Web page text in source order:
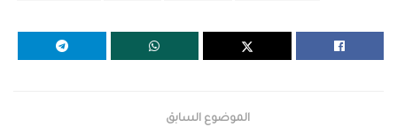
الموضوع السابق